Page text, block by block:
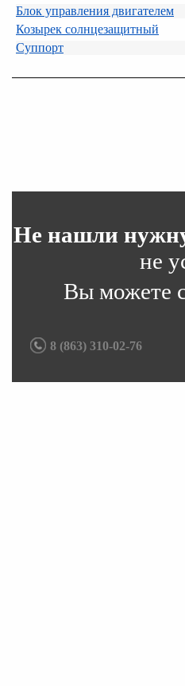
Блок управления двигателем
Козырек солнцезащитный
Суппорт
Не нашли
не
Вы можете
8 (863) 310-02-76